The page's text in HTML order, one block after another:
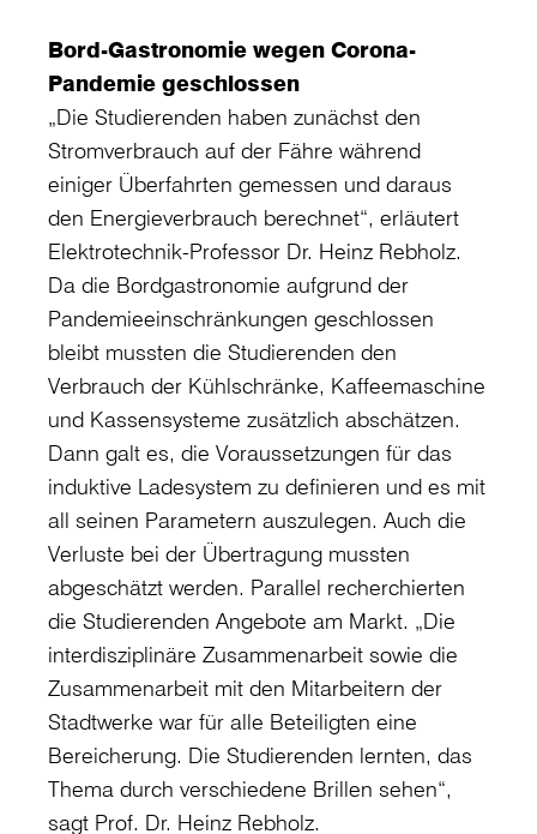
Bord-Gastronomie wegen Corona-
Pandemie geschlossen
„Die Studierenden haben zunächst den
Stromverbrauch auf der Fähre während
einiger Überfahrten gemessen und daraus
den Energieverbrauch berechnet“, erläutert
Elektrotechnik-Professor Dr. Heinz Rebholz.
Da die Bordgastronomie aufgrund der
Pandemieeinschränkungen geschlossen
bleibt mussten die Studierenden den
Verbrauch der Kühlschränke, Kaffeemaschine
und Kassensysteme zusätzlich abschätzen.
Dann galt es, die Voraussetzungen für das
induktive Ladesystem zu definieren und es mit
all seinen Parametern auszulegen. Auch die
Verluste bei der Übertragung mussten
abgeschätzt werden. Parallel recherchierten
die Studierenden Angebote am Markt. „Die
interdisziplinäre Zusammenarbeit sowie die
Zusammenarbeit mit den Mitarbeitern der
Stadtwerke war für alle Beteiligten eine
Bereicherung. Die Studierenden lernten, das
Thema durch verschiedene Brillen sehen“,
sagt Prof. Dr. Heinz Rebholz.